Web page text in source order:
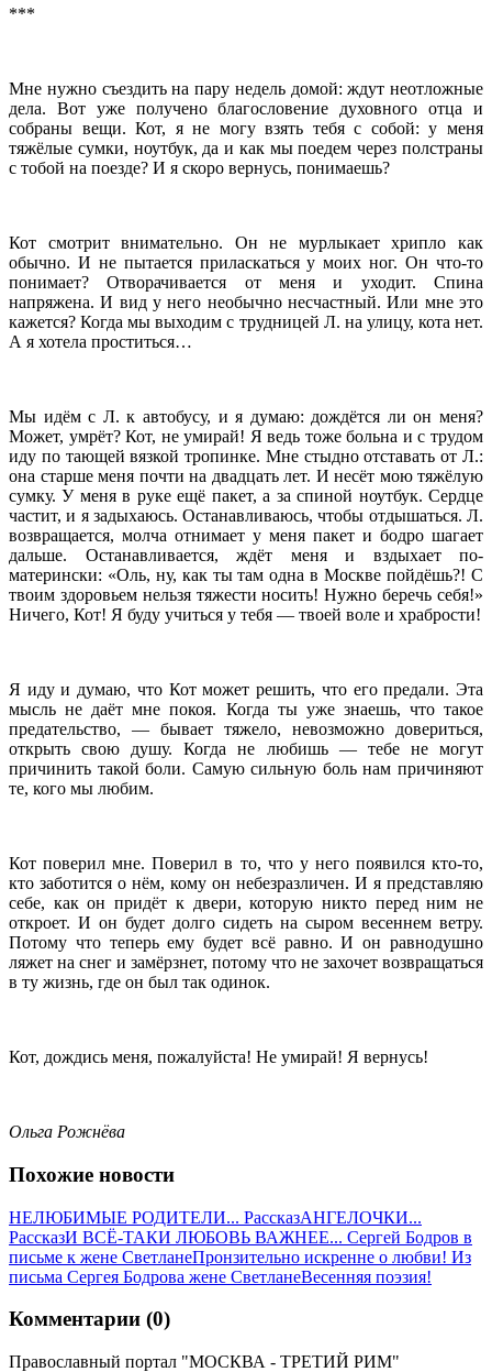
***
Мне нужно съездить на пару недель домой: ждут неотложные
дела. Вот уже получено благословение духовного отца и
собраны вещи. Кот, я не могу взять тебя с собой: у меня
тяжёлые сумки, ноутбук, да и как мы поедем через полстраны
с тобой на поезде? И я скоро вернусь, понимаешь?
Кот смотрит внимательно. Он не мурлыкает хрипло как
обычно. И не пытается приласкаться у моих ног. Он что-то
понимает? Отворачивается от меня и уходит. Спина
напряжена. И вид у него необычно несчастный. Или мне это
кажется? Когда мы выходим с трудницей Л. на улицу, кота нет.
А я хотела проститься…
Мы идём с Л. к автобусу, и я думаю: дождётся ли он меня?
Может, умрёт? Кот, не умирай! Я ведь тоже больна и с трудом
иду по тающей вязкой тропинке. Мне стыдно отставать от Л.:
она старше меня почти на двадцать лет. И несёт мою тяжёлую
сумку. У меня в руке ещё пакет, а за спиной ноутбук. Сердце
частит, и я задыхаюсь. Останавливаюсь, чтобы отдышаться. Л.
возвращается, молча отнимает у меня пакет и бодро шагает
дальше. Останавливается, ждёт меня и вздыхает по-
матерински: «Оль, ну, как ты там одна в Москве пойдёшь?! С
твоим здоровьем нельзя тяжести носить! Нужно беречь себя!»
Ничего, Кот! Я буду учиться у тебя — твоей воле и храбрости!
Я иду и думаю, что Кот может решить, что его предали. Эта
мысль не даёт мне покоя. Когда ты уже знаешь, что такое
предательство, — бывает тяжело, невозможно довериться,
открыть свою душу. Когда не любишь — тебе не могут
причинить такой боли. Самую сильную боль нам причиняют
те, кого мы любим.
Кот поверил мне. Поверил в то, что у него появился кто-то,
кто заботится о нём, кому он небезразличен. И я представляю
себе, как он придёт к двери, которую никто перед ним не
откроет. И он будет долго сидеть на сыром весеннем ветру.
Потому что теперь ему будет всё равно. И он равнодушно
ляжет на снег и замёрзнет, потому что не захочет возвращаться
в ту жизнь, где он был так одинок.
Кот, дождись меня, пожалуйста! Не умирай! Я вернусь!
Ольга Рожнёва
Похожие новости
НЕЛЮБИМЫЕ РОДИТЕЛИ... РассказАНГЕЛОЧКИ...
РассказИ ВСЁ-ТАКИ ЛЮБОВЬ ВАЖНЕЕ... Сергей Бодров в
письме к жене СветланеПронзительно искренне о любви! Из
письма Сергея Бодрова жене СветланеВесенняя поэзия!
Комментарии (0)
Православный портал "МОСКВА - ТРЕТИЙ РИМ"